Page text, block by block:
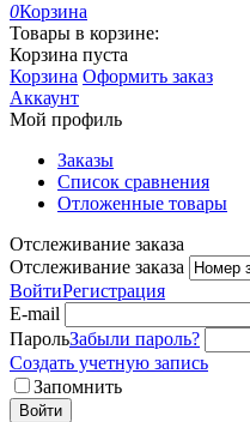
0Корзина
Товары в корзине:
Корзина пуста
Корзина Оформить заказ
Аккаунт
Мой профиль
Заказы
Список сравнения
Отложенные товары
Отслеживание заказа
Отслеживание заказа
ВойтиРегистрация
E-mail
ПарольЗабыли пароль?
Создать учетную запись
Запомнить
Войти